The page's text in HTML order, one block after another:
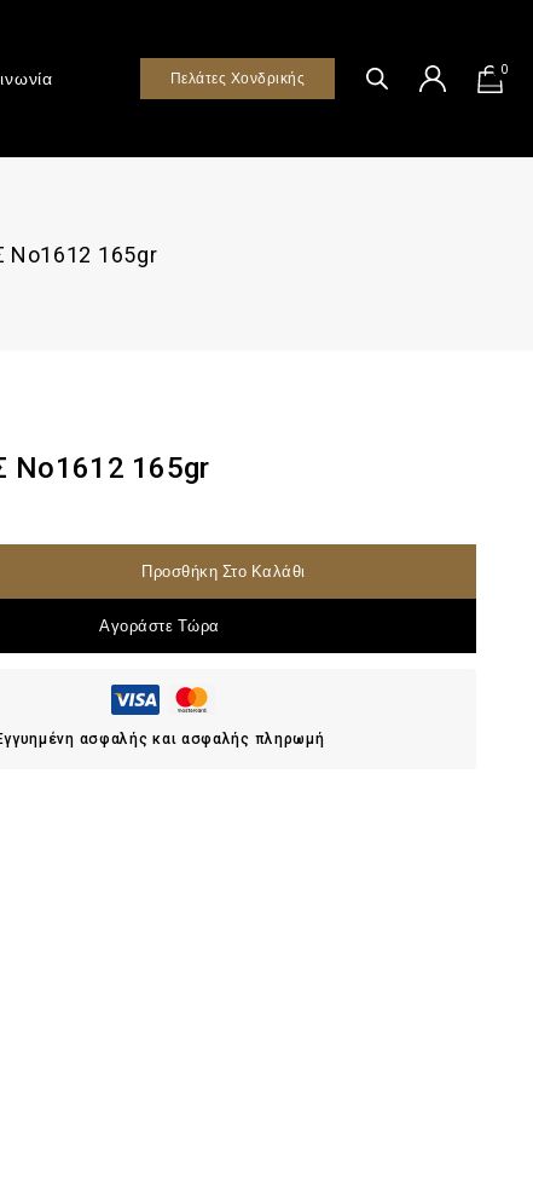
Πελάτες Χονδρικής 0
Νο1612 165gr
Νο1612 165gr
Προσθήκη Στο Καλάθι
Αγοράστε Τώρα
ασφαλής και ασφαλής πληρωμή